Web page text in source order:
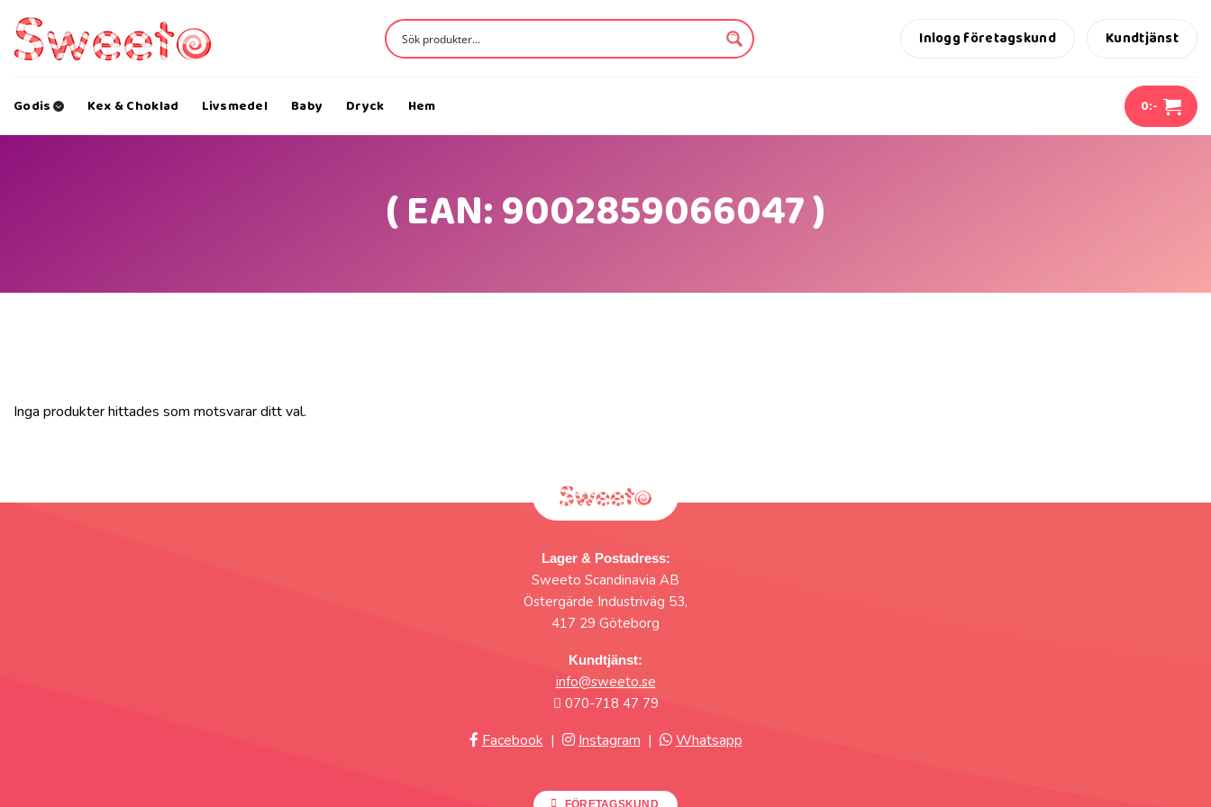
content
Inlogg företagskund Kundtjänst
Godis Kex & Choklad Livsmedel Baby Dryck Hem 0:-
( EAN: 9002859066047 )
Inga produkter hittades som motsvarar ditt val.
Lager & Postadress:
Sweeto Scandinavia AB
Östergärde Industriväg 53,
417 29 Göteborg
Kundtjänst:
info@sweeto.se
070-718 47 79
Facebook | Instagram | Whatsapp
FÖRETAGSKUND